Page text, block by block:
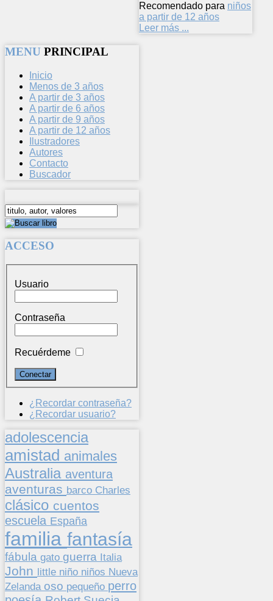
Recomendado para niños
a partir de 12 años
Leer más ...
MENU PRINCIPAL
Inicio
Menos de 3 años
A partir de 3 años
A partir de 6 años
A partir de 9 años
A partir de 12 años
Ilustradores
Autores
Contacto
Buscador
ACCESO
Usuario
Contraseña
Recuérdeme
¿Recordar contraseña?
¿Recordar usuario?
adolescencia
amistad animales
Australia aventura
aventuras barco Charles
clásico cuentos
escuela España
familia fantasía
fábula gato guerra Italia
John little niño niños Nueva
Zelanda oso pequeño perro